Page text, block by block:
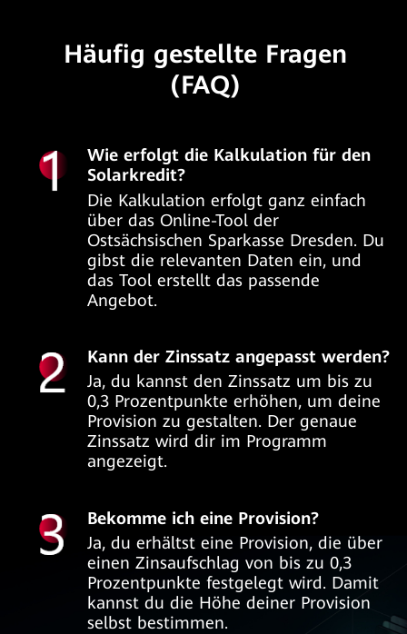
Häufig gestellte Fragen
(FAQ)
Wie erfolgt die Kalkulation für den
Solarkredit?
Die Kalkulation erfolgt ganz einfach
über das Online-Tool der
Ostsächsischen Sparkasse Dresden. Du
gibst die relevanten Daten ein, und
das Tool erstellt das passende
Angebot.
Kann der Zinssatz angepasst werden?
Ja, du kannst den Zinssatz um bis zu
0,3 Prozentpunkte erhöhen, um deine
Provision zu gestalten. Der genaue
Zinssatz wird dir im Programm
angezeigt.
Bekomme ich eine Provision?
Ja, du erhältst eine Provision, die über
einen Zinsaufschlag von bis zu 0,3
Prozentpunkte festgelegt wird. Damit
kannst du die Höhe deiner Provision
selbst bestimmen.